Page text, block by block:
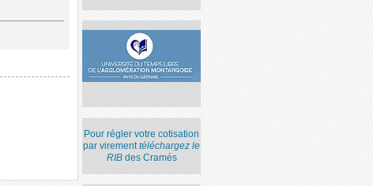
Pour régler votre cotisation
par virementtéléchargez le
RIBdes Cramés